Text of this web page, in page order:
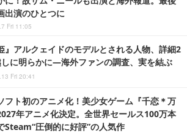
出演のひとつに
Fri 11:05
』アルクェイドのモデルとされる人物、詳細2
に明らかに―海外ファンの調査、実を結ぶ
Fri 20:41
フト初のアニメ化！美少女ゲーム『千恋＊万
年アニメ化決定。全世界セールス100万本
Steam“圧倒的に好評”の人気作